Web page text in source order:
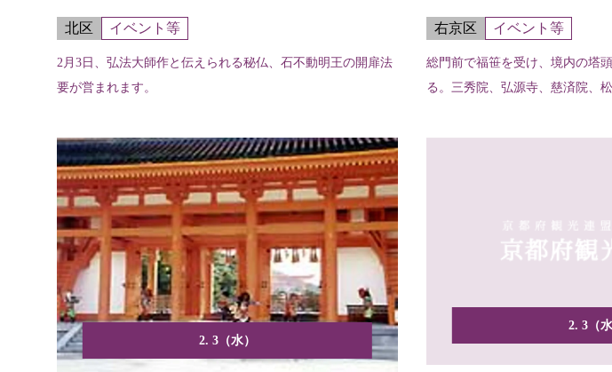
北区 イベント等
2月3日、弘法大師作と伝えられる秘仏、石不動明王の開扉法
要が営まれます。
右京区 イベント等
総門前で福笹を受け、境内の塔
る。三秀院、弘源寺、慈済院、
2. 3（水）
2. 3（水